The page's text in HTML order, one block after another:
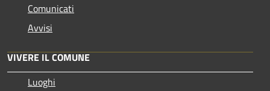
Comunicati
Avvisi
VIVERE IL COMUNE
Luoghi